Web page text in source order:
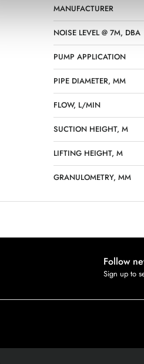
MANUFACTURER
NOISE LEVEL @ 7M, DBA
PUMP APPLICATION
PIPE DIAMETER, MM
FLOW, L/MIN
SUCTION HEIGHT, M
LIFTING HEIGHT, M
GRANULOMETRY, MM
Follow
Sign up to